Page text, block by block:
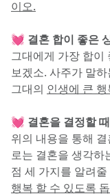
이오.
💓 결혼 합이 좋은
그대에게 가장 합이
보겠소. 사주가 말
그대의 인생에 큰
💓 결혼을 결정할
위의 내용을 통해
로는 결혼을 생각하
점 세 가지를 알려
행복 할 수 있도록